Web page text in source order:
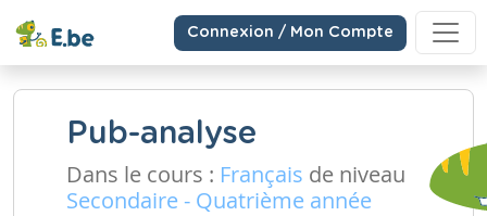
Connexion / Mon Compte
Pub-analyse
Dans le cours : Français de niveau
Secondaire - Quatrième année